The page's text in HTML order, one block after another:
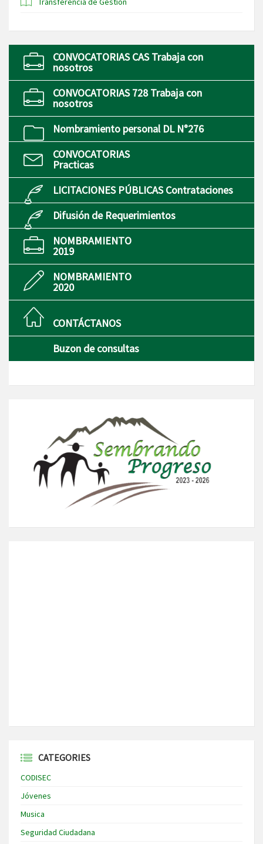
CONVOCATORIAS CAS Trabaja con
nosotros
CONVOCATORIAS 728 Trabaja con
nosotros
Nombramiento personal DL N°276
CONVOCATORIAS
Practicas
LICITACIONES PÚBLICAS Contrataciones
Difusión de Requerimientos
NOMBRAMIENTO
2019
NOMBRAMIENTO
2020
CONTÁCTANOS
Buzon de consultas
CATEGORIES
CODISEC
Jóvenes
Musica
Seguridad Ciudadana